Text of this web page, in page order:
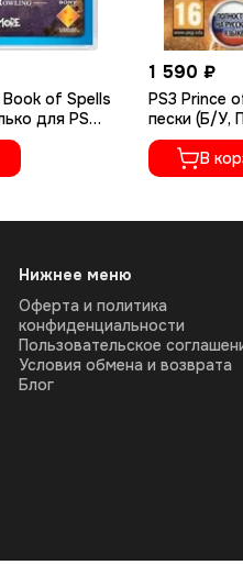
of Spells
для PS
на
01531)
1 590 ₽
PS3 Prince
пески (Б/У,
русском
В
Нижнее меню
Оферта и политика
конфиденциальности
Пользовательское
Условия обмена и возврата
Блог